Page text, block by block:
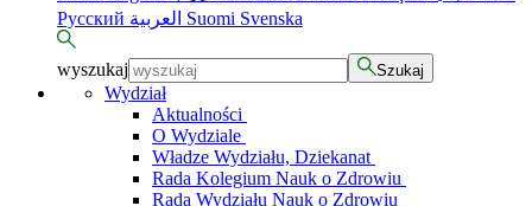
Русский
Suomi Svenska
wyszukaj Szukaj
Wydział
Aktualności
O Wydziale
Władze Wydziału, Dziekanat
Rada Kolegium Nauk o Zdrowiu
Rada Wydziału Nauk o Zdrowiu